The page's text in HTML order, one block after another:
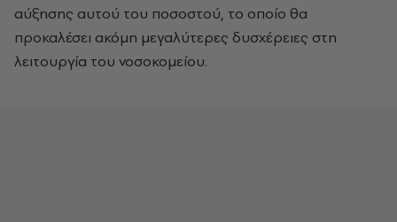
αύξησης αυτού του ποσοστού, το οποίο θα
προκαλέσει ακόμη μεγαλύτερες δυσχέρειες στη
λειτουργία του νοσοκομείου.